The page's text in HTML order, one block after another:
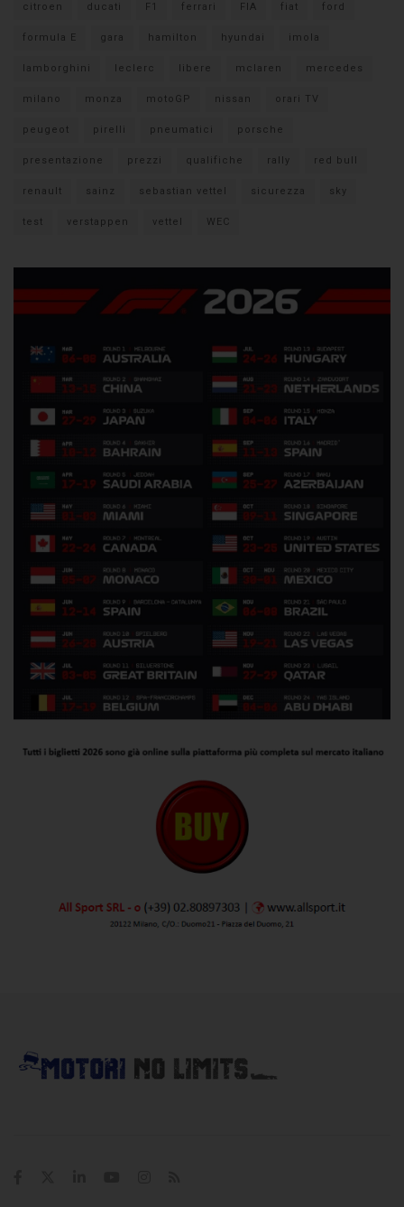
citroen ducati F1 ferrari FIA fiat ford
formula E gara hamilton hyundai imola
lamborghini leclerc libere mclaren mercedes
milano monza motoGP nissan orari TV
peugeot pirelli pneumatici porsche
presentazione prezzi qualifiche rally red bull
renault sainz sebastian vettel sicurezza sky
test verstappen vettel WEC